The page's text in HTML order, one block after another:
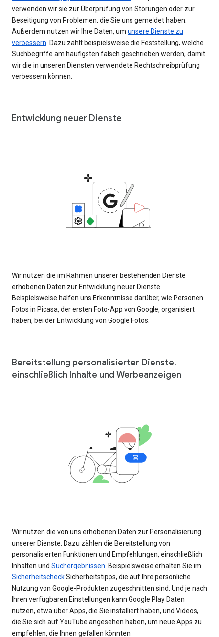
verwenden wir sie zur Überprüfung von Störungen oder zur
Beseitigung von Problemen, die Sie uns gemeldet haben.
Außerdem nutzen wir Ihre Daten, um unsere Dienste zu
verbessern . Dazu zählt beispielsweise die Feststellung, welche
Suchbegriffe am häufigsten falsch geschrieben werden, damit
wir die in unseren Diensten verwendete Rechtschreibprüfung
verbessern können.
Entwicklung neuer Dienste
Wir nutzen die im Rahmen unserer bestehenden Dienste
erhobenen Daten zur Entwicklung neuer Dienste.
Beispielsweise halfen uns Erkenntnisse darüber, wie Personen
Fotos in Picasa, der ersten Foto-App von Google, organisiert
haben, bei der Entwicklung von Google Fotos.
Bereitstellung personalisierter Dienste,
einschließlich Inhalte und Werbeanzeigen
Wir nutzen die von uns erhobenen Daten zur Personalisierung
unserer Dienste. Dazu zählen die Bereitstellung von
personalisierten Funktionen und Empfehlungen, einschließlich
Inhalten und Suchergebnissen . Beispielsweise erhalten Sie im
SicherheitscheckSicherheitstipps, die auf Ihre persönliche
Nutzung von Google-Produkten zugeschnitten sind. Und je nach
Ihren verfügbaren Einstellungen kann Google Play Daten
nutzen, etwa über Apps, die Sie installiert haben, und Videos,
die Sie sich auf YouTube angesehen haben, um neue Apps zu
empfehlen, die Ihnen gefallen könnten.